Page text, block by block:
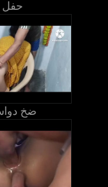
حفل
ضخ